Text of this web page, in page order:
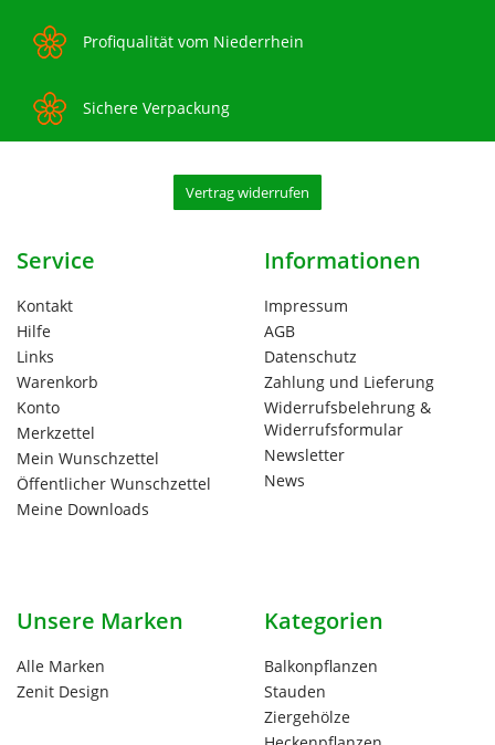
Profiqualität vom Niederrhein
Sichere Verpackung
Vertrag widerrufen
Service
Kontakt
Hilfe
Links
Warenkorb
Konto
Merkzettel
Mein Wunschzettel
Öffentlicher Wunschzettel
Meine Downloads
Informationen
Impressum
AGB
Datenschutz
Zahlung und Lieferung
Widerrufsbelehrung &
Widerrufsformular
Newsletter
News
Unsere Marken
Alle Marken
Zenit Design
Kategorien
Balkonpflanzen
Stauden
Ziergehölze